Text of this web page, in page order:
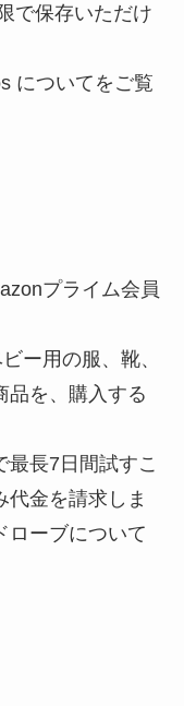
で保存いただけ
についてをご覧
プライム会員
ー用の服、靴、
品を、購入する
最長7日間試すこ
代金を請求しま
ローブについて